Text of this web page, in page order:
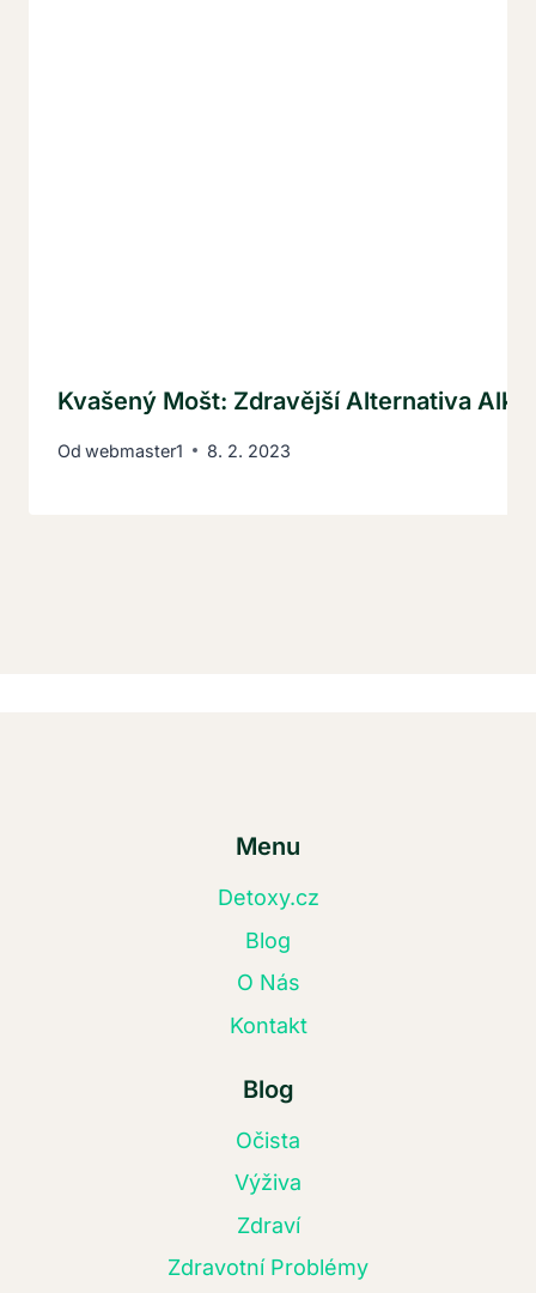
Kvašený Mošt: Zdravější Alternativa
Od webmaster1 8. 2. 2023
Menu
Detoxy.cz
Blog
O Nás
Kontakt
Blog
Očista
Výživa
Zdraví
Zdravotní Problémy